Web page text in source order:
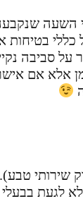
כללי בטיחות
על סביבה
אלא אם
שירותי
לגעת